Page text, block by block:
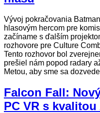
Vývoj pokračovania
hlasovým hercom pre
začíname s ďalším
rozhovore pre Culture
Tento rozhovor bol
prešiel nám popod radary
Metou, aby sme sa
Falcon Fall:
PC VR s kvalitou